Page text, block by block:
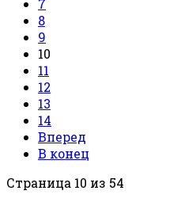
8
9
10
11
12
13
14
Вперед
В конец
Страница 10 из 54